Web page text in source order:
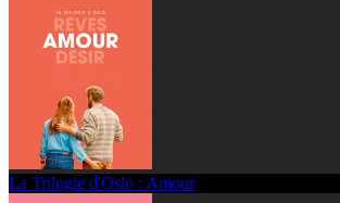
La Trilogie d'Oslo : Amour